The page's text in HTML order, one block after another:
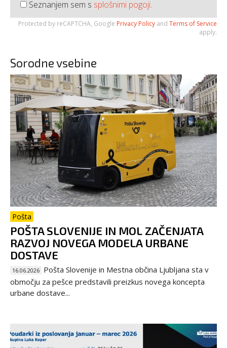
Seznanjem sem s splošnimi pogoji.
Protected by reCAPTCHA, Google Privacy Policy and Terms of Service
apply.
Sorodne vsebine
Pošta
POŠTA SLOVENIJE IN MOL ZAČENJATA
RAZVOJ NOVEGA MODELA URBANE
DOSTAVE
16.06.2026 Pošta Slovenije in Mestna občina Ljubljana sta v
območju za pešce predstavili preizkus novega koncepta
urbane dostave...